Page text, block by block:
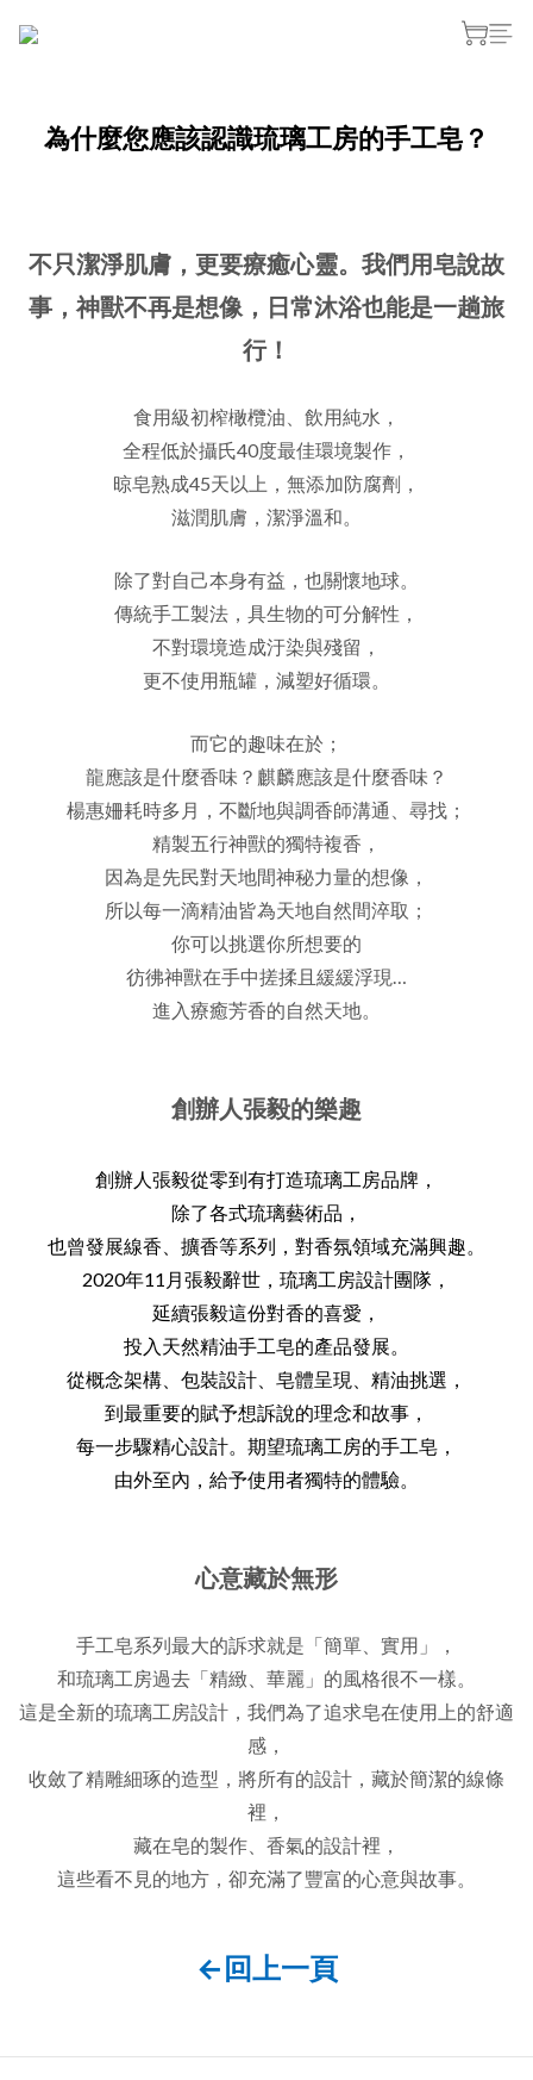
為什麼您應該認識琉璃工房的手工皂？
不只潔淨肌膚，更要療癒心靈。我們用皂說故
事，神獸不再是想像，日常沐浴也能是一趟旅
行！
食用級初榨橄欖油、飲用純水，
全程低於攝氏40度最佳環境製作，
晾皂熟成45天以上，無添加防腐劑，
滋潤肌膚，潔淨溫和。
除了對自己本身有益，也關懷地球。
傳統手工製法，具生物的可分解性，
不對環境造成汙染與殘留，
更不使用瓶罐，減塑好循環。
而它的趣味在於；
龍應該是什麼香味？麒麟應該是什麼香味？
楊惠姍耗時多月，不斷地與調香師溝通、尋找；
精製五行神獸的獨特複香，
因為是先民對天地間神秘力量的想像，
所以每一滴精油皆為天地自然間淬取；
你可以挑選你所想要的
彷彿神獸在手中搓揉且緩緩浮現…
進入療癒芳香的自然天地。
創辦人張毅的樂趣
創辦人張毅從零到有打造琉璃工房品牌，
除了各式琉璃藝術品，
也曾發展線香、擴香等系列，對香氛領域充滿興趣。
2020年11月張毅辭世，琉璃工房設計團隊，
延續張毅這份對香的喜愛，
投入天然精油手工皂的產品發展。
從概念架構、包裝設計、皂體呈現、精油挑選，
到最重要的賦予想訴說的理念和故事，
每一步驟精心設計。期望琉璃工房的手工皂，
由外至內，給予使用者獨特的體驗。
心意藏於無形
手工皂系列最大的訴求就是「簡單、實用」，
和琉璃工房過去「精緻、華麗」的風格很不一樣。
這是全新的琉璃工房設計，我們為了追求皂在使用上的舒適
感，
收斂了精雕細琢的造型，將所有的設計，藏於簡潔的線條
裡，
藏在皂的製作、香氣的設計裡，
這些看不見的地方，卻充滿了豐富的心意與故事。
←回上一頁